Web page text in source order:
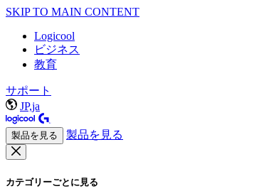
SKIP TO MAIN CONTENT
Logicool
ビジネス
教育
サポート
JP,ja
製品を見る 製品を見る
カテゴリーごとに見る